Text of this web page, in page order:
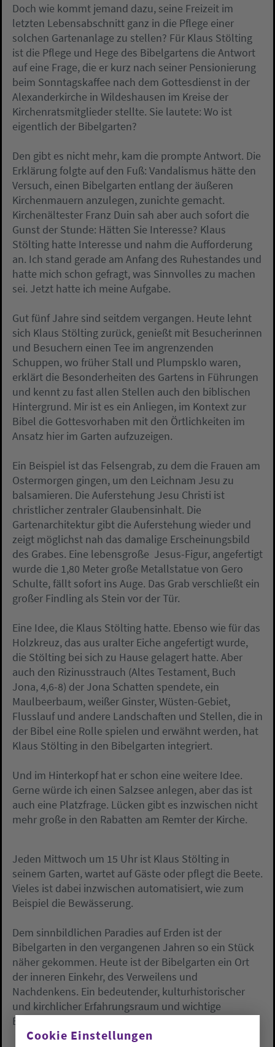
Doch wie kommt jemand dazu, seine Freizeit im
letzten Lebensabschnitt ganz in die Pflege einer
solchen Gartenanlage zu stellen? Für Klaus Stölting
ist die Pflege und Hege des Bibelgartens die Antwort
auf eine Frage, die er kurz nach seiner Pensionierung
beim Sonntagskaffee nach dem Gottesdienst in der
Alexanderkirche in Wildeshausen im Kreise der
Kirchenratsmitglieder stellte. Sie lautete: Wo ist
eigentlich der Bibelgarten?
Den gibt es nicht mehr, kam die prompte Antwort. Die
Erklärung folgte auf den Fuß: Vandalismus hätte den
Versuch, einen Bibelgarten entlang der äußeren
Kirchenmauern anzulegen, zunichte gemacht.
Kirchenältester Franz Duin sah aber auch sofort die
Gunst der Stunde: Hätten Sie Interesse? Klaus
Stölting hatte Interesse und nahm die Aufforderung
an. Ich stand gerade am Anfang des Ruhestandes und
hatte mich schon gefragt, was Sinnvolles zu machen
sei. Jetzt hatte ich meine Aufgabe.
Gut fünf Jahre sind seitdem vergangen. Heute lehnt
sich Klaus Stölting zurück, genießt mit Besucherinnen
und Besuchern einen Tee im angrenzenden
Schuppen, wo früher Stall und Plumpsklo waren,
erklärt die Besonderheiten des Gartens in Führungen
und kennt zu fast allen Stellen auch den biblischen
Hintergrund. Mir ist es ein Anliegen, im Kontext zur
Bibel die Gottesvorhaben mit den Örtlichkeiten im
Ansatz hier im Garten aufzuzeigen.
Ein Beispiel ist das Felsengrab, zu dem die Frauen am
Ostermorgen gingen, um den Leichnam Jesu zu
balsamieren. Die Auferstehung Jesu Christi ist
christlicher zentraler Glaubensinhalt. Die
Gartenarchitektur gibt die Auferstehung wieder und
zeigt möglichst nah das damalige Erscheinungsbild
des Grabes. Eine lebensgroße Jesus-Figur, angefertigt
wurde die 1,80 Meter große Metallstatue von Gero
Schulte, fällt sofort ins Auge. Das Grab verschließt ein
großer Findling als Stein vor der Tür.
Eine Idee, die Klaus Stölting hatte. Ebenso wie für das
Holzkreuz, das aus uralter Eiche angefertigt wurde,
die Stölting bei sich zu Hause gelagert hatte. Aber
auch den Rizinusstrauch (Altes Testament, Buch
Jona, 4,6-8) der Jona Schatten spendete, ein
Maulbeerbaum, weißer Ginster, Wüsten-Gebiet,
Flusslauf und andere Landschaften und Stellen, die in
der Bibel eine Rolle spielen und erwähnt werden, hat
Klaus Stölting in den Bibelgarten integriert.
Und im Hinterkopf hat er schon eine weitere Idee.
Gerne würde ich einen Salzsee anlegen, aber das ist
auch eine Platzfrage. Lücken gibt es inzwischen nicht
mehr große in den Rabatten am Remter der Kirche.
Jeden Mittwoch um 15 Uhr ist Klaus Stölting in
seinem Garten, wartet auf Gäste oder pflegt die Beete.
Vieles ist dabei inzwischen automatisiert, wie zum
Beispiel die Bewässerung.
Dem sinnbildlichen Paradies auf Erden ist der
Bibelgarten in den vergangenen Jahren so ein Stück
näher gekommen. Heute ist der Bibelgarten ein Ort
der inneren Einkehr, des Verweilens und
Nachdenkens. Ein bedeutender, kulturhistorischer
und kirchlicher Erfahrungsraum und wichtige
Ergänzung der Gesamtanlage Alexanderkirche.
Cookie Einstellungen